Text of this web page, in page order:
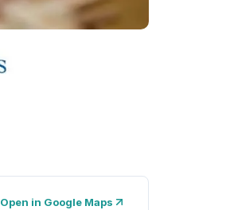
Open in Google Maps